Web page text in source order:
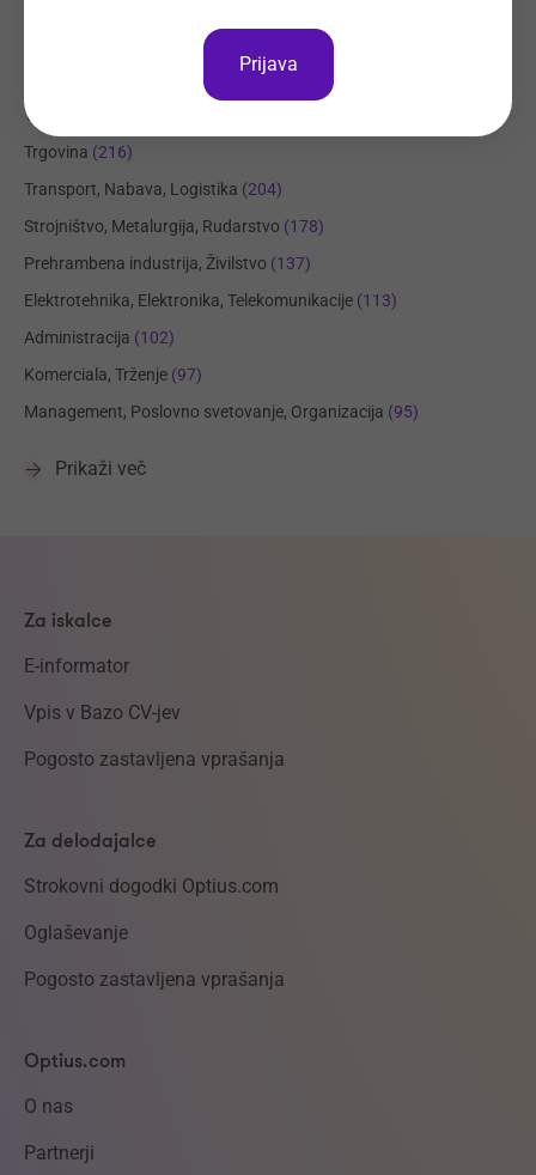
Tehnične storitve, Mehanika
Trgovina (216)
Transport, Nabava, Logistika (204)
Strojništvo, Metalurgija, Rudarstvo (178)
Prehrambena industrija, Živilstvo (137)
Elektrotehnika, Elektronika, Telekomunikacije (113)
Administracija (102)
Komerciala, Trženje (97)
Management, Poslovno svetovanje, Organizacija (95)
Prikaži več
Za iskalce
E-informator
Vpis v Bazo CV-jev
Pogosto zastavljena vprašanja
Za delodajalce
Strokovni dogodki Optius.com
Oglaševanje
Pogosto zastavljena vprašanja
Optius.com
O nas
Partnerji
Prijava